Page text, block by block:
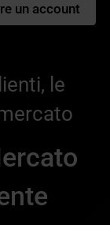
un account
le